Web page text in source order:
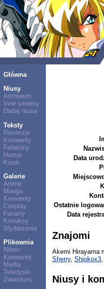
Główna
Niusy
Archiwum
Inne serwisy
Dodaj niusa
Teksty
Recenzje
Konwenty
Felietony
Humor
Kiosk
Galerie
Anime
Manga
Konwenty
Cosplay
Fanarty
Komiksy
Wydarzenia
Plikownia
Nihon
Konwenty
Media
Teledyski
Zwiastuny
Data
Ostatnie
Data
Znajomi
Akemi Hirayama
Sherry,Shiokox3
Niusy i